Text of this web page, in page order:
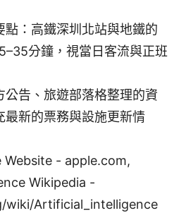
點：高鐵深圳北站與地鐵的
分鐘，視當日客流與正班
公告、旅遊部落格整理的資
最新的票務與設施更新情
Website - apple.com,
Wikipedia -
wiki/Artificial_intelligence